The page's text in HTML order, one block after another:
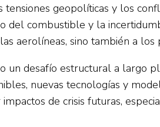
geopolíticas y los
del combustible y la
aerolíneas, sino también a los
un desafío estructural a largo
nuevas tecnologías y
de crisis futuras,